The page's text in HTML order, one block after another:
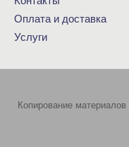
Оплата и доставка
Услуги
Копирование материалов